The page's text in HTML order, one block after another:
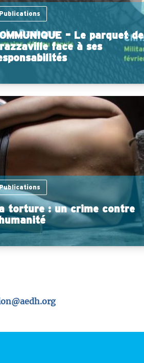
Publications
– Le parquet de
face à ses
torture : un crime contre